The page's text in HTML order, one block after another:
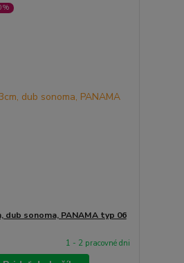
dub sonoma, PANAMA typ 06
1 - 2 pracovné dni